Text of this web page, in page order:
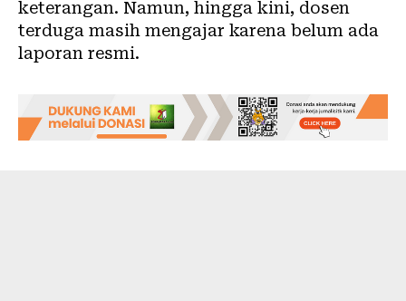
keterangan. Namun, hingga kini, dosen
terduga masih mengajar karena belum ada
laporan resmi.